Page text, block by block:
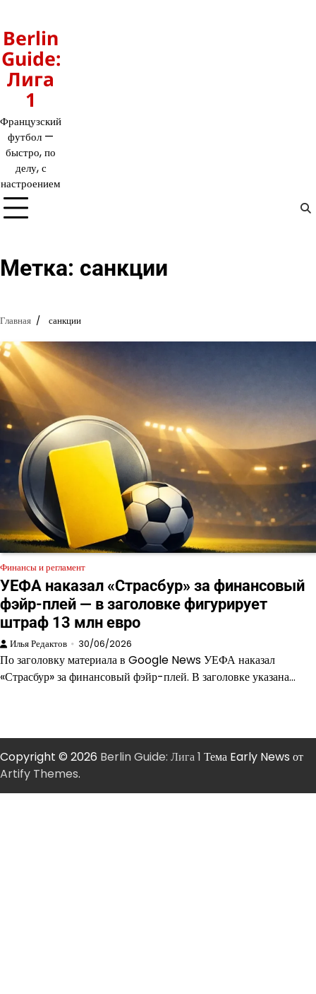
содержимому
Berlin
Guide:
Лига
1
Французский
футбол —
быстро, по
делу, с
настроением
Метка: санкции
Главная санкции
Финансы и регламент
УЕФА наказал «Страсбур» за финансовый
фэйр-плей — в заголовке фигурирует
штраф 13 млн евро
Илья Редактов 30/06/2026
По заголовку материала в Google News УЕФА наказал
«Страсбур» за финансовый фэйр-плей. В заголовке указана…
Copyright © 2026 Berlin Guide: Лига 1 Тема Early News от
Artify Themes.